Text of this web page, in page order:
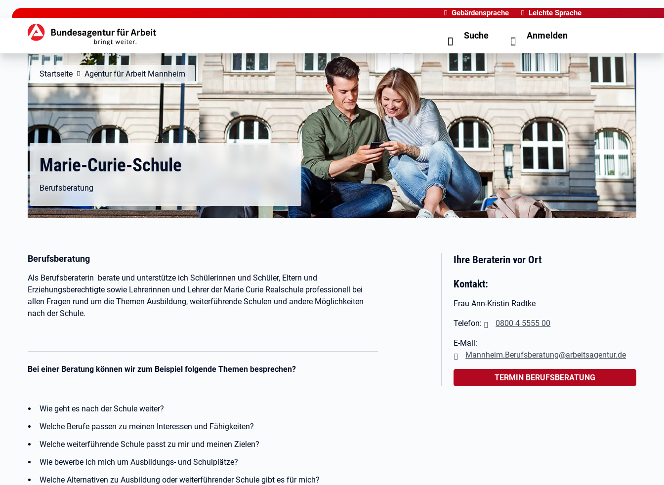
zu den Hauptinhalten springen
Gebärdensprache Leichte Sprache
Hauptnavigation Suche Anmelden
Startseite Agentur für Arbeit Mannheim
Marie-Curie-Schule
Berufsberatung
Berufsberatung
Als Berufsberaterin berate und unterstütze ich Schülerinnen und Schüler, Eltern und
Erziehungsberechtigte sowie Lehrerinnen und Lehrer der Marie Curie Realschule professionell bei
allen Fragen rund um die Themen Ausbildung, weiterführende Schulen und andere Möglichkeiten
nach der Schule.
Bei einer Beratung können wir zum Beispiel folgende Themen besprechen?
Wie geht es nach der Schule weiter?
Welche Berufe passen zu meinen Interessen und Fähigkeiten?
Welche weiterführende Schule passt zu mir und meinen Zielen?
Wie bewerbe ich mich um Ausbildungs- und Schulplätze?
Welche Alternativen zu Ausbildung oder weiterführender Schule gibt es für mich?
Ihre Beraterin vor Ort
Kontakt:
Frau Ann-Kristin Radtke
Telefon: 0800 4 5555 00
E-Mail:
Mannheim.Berufsberatung@arbeitsagentur.de
TERMIN BERUFSBERATUNG